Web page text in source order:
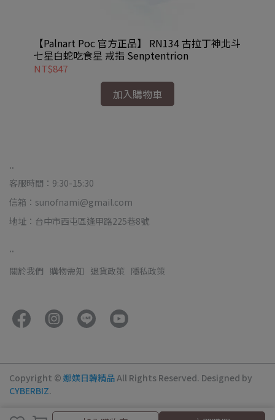
加入購物車
【Palnart Poc 官方正品】 RN134 古拉丁神北斗
七星白蛇吃食星 戒指 Senptentrion
NT$847
加入購物車
..
客服時間：9:30-15:30
信箱：sunofnami@gmail.com
地址：台中市西屯區逢甲路225巷8號
..
關於我們 購物需知 退貨政策 隱私政策
Copyright © 娜媄日韓精品All Rights Reserved. Designed by
CYBERBIZ.